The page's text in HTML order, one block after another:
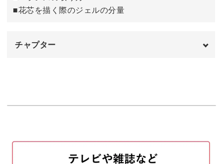
できます。
という方は必見のレッスンです。
■花芯を描く際のジェルの分量
チャプター